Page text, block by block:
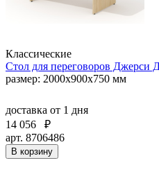
Классические
Стол для переговоров Джерси
размер: 2000x900x750 мм
доставка от 1 дня
14 056
₽
арт. 8706486
В корзину